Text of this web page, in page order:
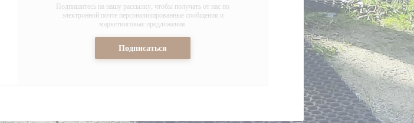
Подпишитесь на нашу рассылку, чтобы получать от нас по
электронной почте персонализированные сообщения и
маркетинговые предложения.
Подписаться